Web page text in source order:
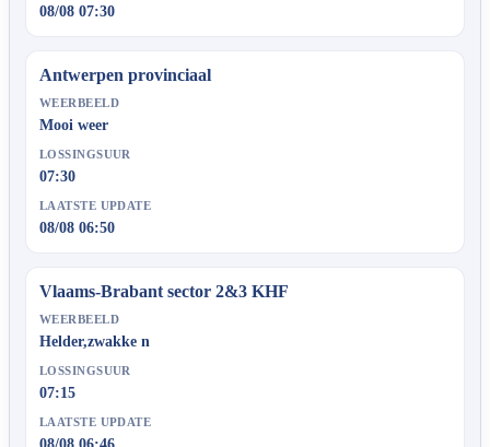
08/08 07:30
Antwerpen provinciaal
WEERBEELD
Mooi weer
LOSSINGSUUR
07:30
LAATSTE UPDATE
08/08 06:50
Vlaams-Brabant sector 2&3 KHF
WEERBEELD
Helder,zwakke n
LOSSINGSUUR
07:15
LAATSTE UPDATE